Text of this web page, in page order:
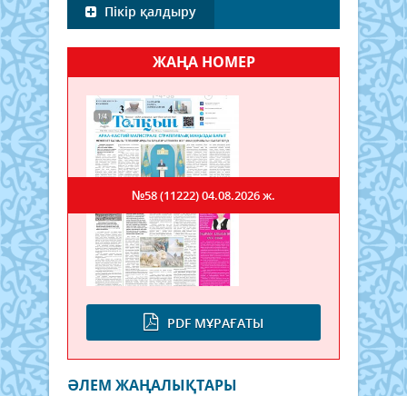
Пікір қалдыру
ЖАҢА НОМЕР
PDF МҰРАҒАТЫ
№58 (11222)04.08.2026 ж.
ӘЛЕМ ЖАҢАЛЫҚТАРЫ